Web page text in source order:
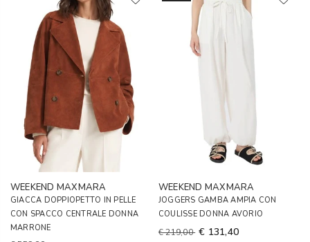
WEEKEND MAXMARA
GIACCA DOPPIOPETTO IN PELLE
CON SPACCO CENTRALE DONNA
MARRONE
WEEKEND MAXMARA
JOGGERS GAMBA AMPIA CON
COULISSE DONNA AVORIO
€ 219,00 € 131,40